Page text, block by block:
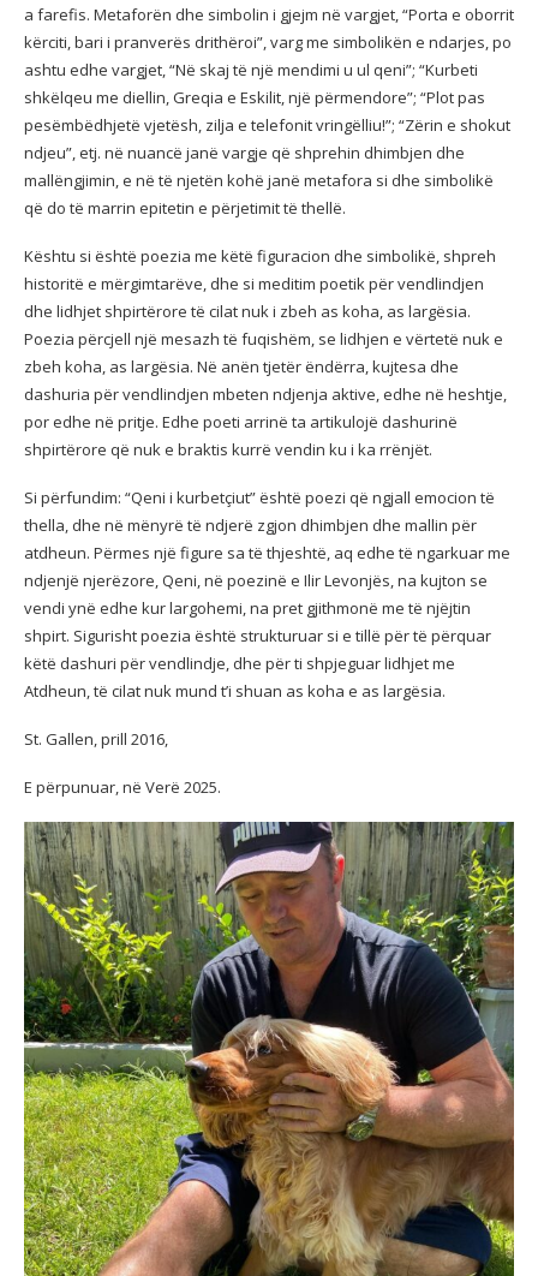
a farefis. Metaforën dhe simbolin i gjejm në vargjet, “Porta e oborrit
kërciti, bari i pranverës drithëroi”, varg me simbolikën e ndarjes, po
ashtu edhe vargjet, “Në skaj të një mendimi u ul qeni”; “Kurbeti
shkëlqeu me diellin, Greqia e Eskilit, një përmendore”; “Plot pas
pesëmbëdhjetë vjetësh, zilja e telefonit vringëlliu!”; “Zërin e shokut
ndjeu”, etj. në nuancë janë vargje që shprehin dhimbjen dhe
mallëngjimin, e në të njetën kohë janë metafora si dhe simbolikë
që do të marrin epitetin e përjetimit të thellë.
Kështu si është poezia me këtë figuracion dhe simbolikë, shpreh
historitë e mërgimtarëve, dhe si meditim poetik për vendlindjen
dhe lidhjet shpirtërore të cilat nuk i zbeh as koha, as largësia.
Poezia përcjell një mesazh të fuqishëm, se lidhjen e vërtetë nuk e
zbeh koha, as largësia. Në anën tjetër ëndërra, kujtesa dhe
dashuria për vendlindjen mbeten ndjenja aktive, edhe në heshtje,
por edhe në pritje. Edhe poeti arrinë ta artikulojë dashurinë
shpirtërore që nuk e braktis kurrë vendin ku i ka rrënjët.
Si përfundim: “Qeni i kurbetçiut” është poezi që ngjall emocion të
thella, dhe në mënyrë të ndjerë zgjon dhimbjen dhe mallin për
atdheun. Përmes një figure sa të thjeshtë, aq edhe të ngarkuar me
ndjenjë njerëzore, Qeni, në poezinë e Ilir Levonjës, na kujton se
vendi ynë edhe kur largohemi, na pret gjithmonë me të njëjtin
shpirt. Sigurisht poezia është strukturuar si e tillë për të përquar
këtë dashuri për vendlindje, dhe për ti shpjeguar lidhjet me
Atdheun, të cilat nuk mund t’i shuan as koha e as largësia.
St. Gallen, prill 2016,
E përpunuar, në Verë 2025.